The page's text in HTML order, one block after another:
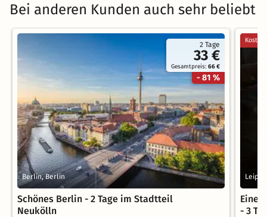
Bei anderen Kunden auch sehr beliebt
2 Tage
33 €
Gesamtpreis:66 €
- 81 %
Berlin, Berlin
Schönes Berlin - 2 Tage im Stadtteil
Neukölln
Eine
- 3